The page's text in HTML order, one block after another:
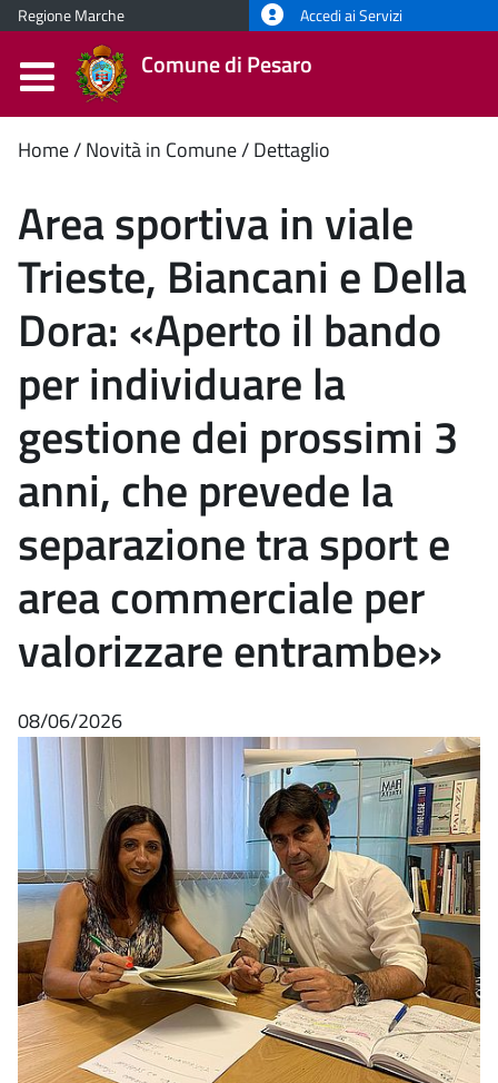
Regione Marche Accedi ai Servizi
Comune di Pesaro
Contenuto
principale
Home Novità in Comune Dettaglio
Area sportiva in viale
Trieste, Biancani e Della
Dora: «Aperto il bando
per individuare la
gestione dei prossimi 3
anni, che prevede la
separazione tra sport e
area commerciale per
valorizzare entrambe»
08/06/2026